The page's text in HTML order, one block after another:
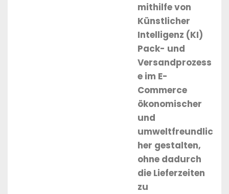
mithilfe von
Künstlicher
Intelligenz (KI)
Pack- und
Versandprozess
e im E-
Commerce
ökonomischer
und
umweltfreundlic
her gestalten,
ohne dadurch
die Lieferzeiten
zu